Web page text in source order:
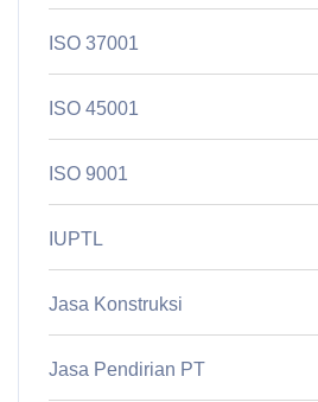
ISO 37001
ISO 45001
ISO 9001
IUPTL
Jasa Konstruksi
Jasa Pendirian PT